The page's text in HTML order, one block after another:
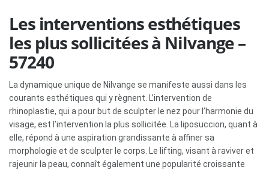
Les interventions esthétiques
les plus sollicitées à Nilvange –
57240
La dynamique unique de Nilvange se manifeste aussi dans les
courants esthétiques qui y règnent. L’intervention de
rhinoplastie, qui a pour but de sculpter le nez pour l’harmonie du
visage, est l’intervention la plus sollicitée. La liposuccion, quant à
elle, répond à une aspiration grandissante à affiner sa
morphologie et de sculpter le corps. Le lifting, visant à raviver et
rajeunir la peau, connaît également une popularité croissante